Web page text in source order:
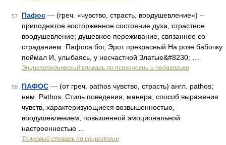
57 Пафос — (греч. «чувство, страсть, воодушевление») –
приподнятое восторженное состояние духа, страстное
воодушевление; душевное переживание, связанное со
страданием. Пафоса бог, Эрот прекрасный На розе бабочку
поймал И, улыбаясь, у несчастной Златые&#8230; …
Энциклопедический словарь по психологии и педагогике
58 ПАФОС — (от греч. pathos чувство, страсть) англ. pathos;
нем. Pathos. Стиль поведения, манера, способ выражения
чувств, характеризующиеся возвышенностью,
воодушевлением, повышенной эмоциональной
настроенностью …
Толковый словарь по социологии